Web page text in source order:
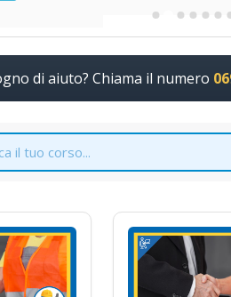
di aiuto? Chiama il numero